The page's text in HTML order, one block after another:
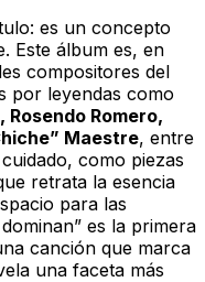
es un concepto
Este álbum es, en
compositores del
por leyendas como
Romero,
Maestre, entre
como piezas
retrata la esencia
para las
es la primera
canción que marca
una faceta más